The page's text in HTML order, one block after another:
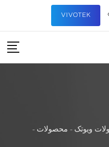
VIVOTEK
ویوتک - محصولات -